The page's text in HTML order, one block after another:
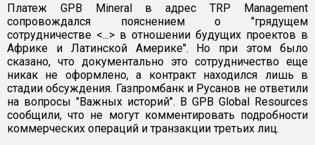
Платеж GPB Mineral в адрес TRP Management
сопровождался пояснением о "грядущем
сотрудничестве <...> в отношении будущих проектов в
Африке и Латинской Америке". Но при этом было
сказано, что документально это сотрудничество еще
никак не оформлено, а контракт находился лишь в
стадии обсуждения. Газпромбанк и Русанов не ответили
на вопросы "Важных историй". В GPB Global Resources
сообщили, что не могут комментировать подробности
коммерческих операций и транзакции третьих лиц.